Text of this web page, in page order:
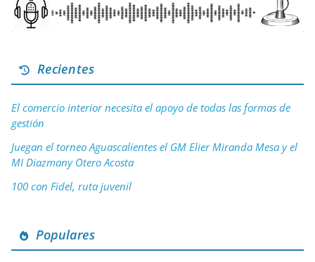
Recientes
El comercio interior necesita el apoyo de todas las formas de
gestión
Juegan el torneo Aguascalientes el GM Elier Miranda Mesa y el
MI Diazmany Otero Acosta
100 con Fidel, ruta juvenil
Populares